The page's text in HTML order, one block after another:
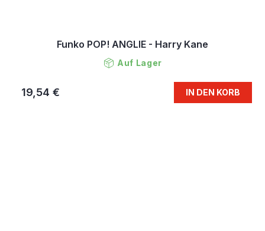
Funko POP! ANGLIE - Harry Kane
Auf Lager
19,54 € IN DEN KORB